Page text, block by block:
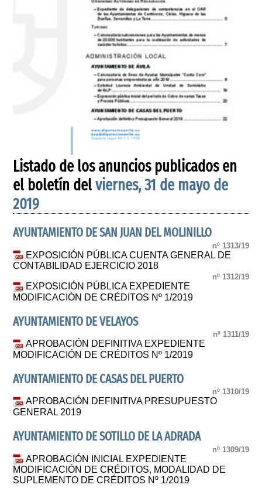
Listado de los anuncios publicados en
el boletín delviernes, 31 de mayo de
2019
AYUNTAMIENTO DE SAN JUAN DEL MOLINILLO
nº 1313/19
EXPOSICIÓN PÚBLICA CUENTA GENERAL DE
CONTABILIDAD EJERCICIO 2018
nº 1312/19
EXPOSICIÓN PÚBLICA EXPEDIENTE
MODIFICACIÓN DE CRÉDITOS Nº 1/2019
AYUNTAMIENTO DE VELAYOS
nº 1311/19
APROBACIÓN DEFINITIVA EXPEDIENTE
MODIFICACIÓN DE CRÉDITOS Nº 1/2019
AYUNTAMIENTO DE CASAS DEL PUERTO
nº 1310/19
APROBACIÓN DEFINITIVA PRESUPUESTO
GENERAL 2019
AYUNTAMIENTO DE SOTILLO DE LA ADRADA
nº 1309/19
APROBACIÓN INICIAL EXPEDIENTE
MODIFICACIÓN DE CRÉDITOS, MODALIDAD DE
SUPLEMENTO DE CRÉDITOS Nº 1/2019